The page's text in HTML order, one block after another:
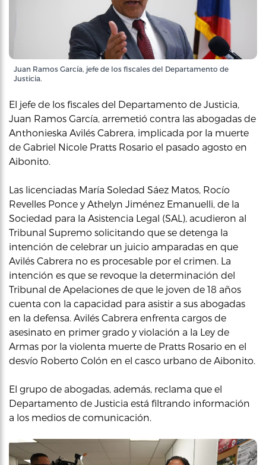
Juan Ramos García, jefe de los fiscales del Departamento de
Justicia.
El jefe de los fiscales del Departamento de Justicia,
Juan Ramos García, arremetió contra las abogadas de
Anthonieska Avilés Cabrera, implicada por la muerte
de Gabriel Nicole Pratts Rosario el pasado agosto en
Aibonito.
Las licenciadas María Soledad Sáez Matos, Rocío
Revelles Ponce y Athelyn Jiménez Emanuelli, de la
Sociedad para la Asistencia Legal (SAL), acudieron al
Tribunal Supremo solicitando que se detenga la
intención de celebrar un juicio amparadas en que
Avilés Cabrera no es procesable por el crimen. La
intención es que se revoque la determinación del
Tribunal de Apelaciones de que le joven de 18 años
cuenta con la capacidad para asistir a sus abogadas
en la defensa. Avilés Cabrera enfrenta cargos de
asesinato en primer grado y violación a la Ley de
Armas por la violenta muerte de Pratts Rosario en el
desvío Roberto Colón en el casco urbano de Aibonito.
El grupo de abogadas, además, reclama que el
Departamento de Justicia está filtrando información
a los medios de comunicación.